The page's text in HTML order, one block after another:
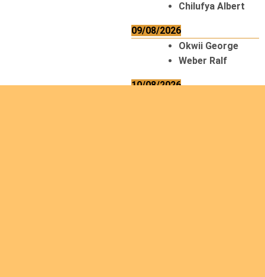
Chilufya Albert
09/08/2026
Okwii George
Weber Ralf
10/08/2026